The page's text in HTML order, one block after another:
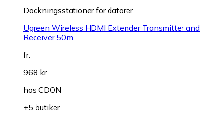
Dockningsstationer för datorer
Ugreen Wireless HDMI Extender Transmitter and
Receiver 50m
fr.
968 kr
hos CDON
+5 butiker